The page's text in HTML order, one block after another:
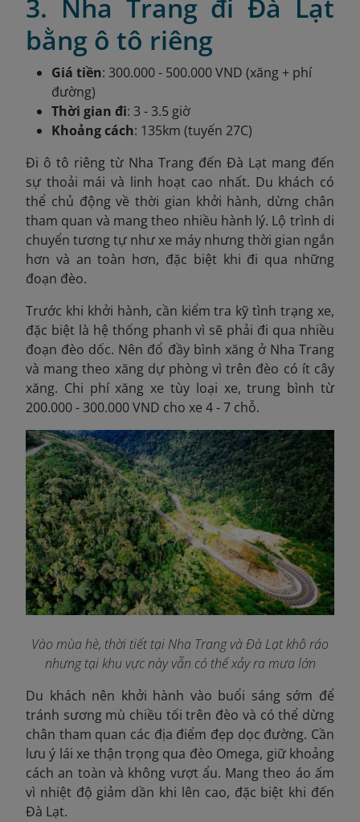
3. Nha Trang đi Đà Lạt
bằng ô tô riêng
Giá tiền: 300.000 - 500.000 VND (xăng + phí
đường)
Thời gian đi: 3 - 3.5 giờ
Khoảng cách: 135km (tuyến 27C)
Đi ô tô riêng từ Nha Trang đến Đà Lạt mang đến
sự thoải mái và linh hoạt cao nhất. Du khách có
thể chủ động về thời gian khởi hành, dừng chân
tham quan và mang theo nhiều hành lý. Lộ trình di
chuyển tương tự như xe máy nhưng thời gian ngắn
hơn và an toàn hơn, đặc biệt khi đi qua những
đoạn đèo.
Trước khi khởi hành, cần kiểm tra kỹ tình trạng xe,
đặc biệt là hệ thống phanh vì sẽ phải đi qua nhiều
đoạn đèo dốc. Nên đổ đầy bình xăng ở Nha Trang
và mang theo xăng dự phòng vì trên đèo có ít cây
xăng. Chi phí xăng xe tùy loại xe, trung bình từ
200.000 - 300.000 VND cho xe 4 - 7 chỗ.
Vào mùa hè, thời tiết tại Nha Trang và Đà Lạt khô ráo
nhưng tại khu vực này vẫn có thể xảy ra mưa lớn
Du khách nên khởi hành vào buổi sáng sớm để
tránh sương mù chiều tối trên đèo và có thể dừng
chân tham quan các địa điểm đẹp dọc đường. Cần
lưu ý lái xe thận trọng qua đèo Omega, giữ khoảng
cách an toàn và không vượt ẩu. Mang theo áo ấm
vì nhiệt độ giảm dần khi lên cao, đặc biệt khi đến
Đà Lạt.